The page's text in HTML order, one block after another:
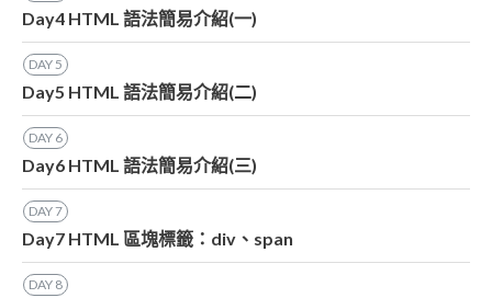
Day4 HTML 語法簡易介紹(一)
DAY5
Day5 HTML 語法簡易介紹(二)
DAY 6
Day6 HTML 語法簡易介紹(三)
DAY7
Day7 HTML 區塊標籤：div、span
DAY 8